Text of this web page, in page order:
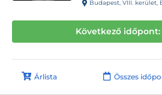
Budapest, VIII. kerület,
Következő időpont:
Árlista Összes